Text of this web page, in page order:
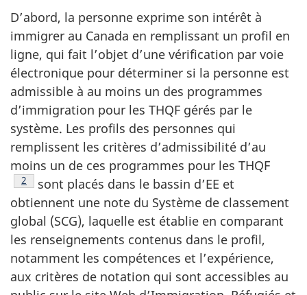
D’abord, la personne exprime son intérêt à
immigrer au Canada en remplissant un profil en
ligne, qui fait l’objet d’une vérification par voie
électronique pour déterminer si la personne est
admissible à au moins un des programmes
d’immigration pour les THQF gérés par le
système. Les profils des personnes qui
remplissent les critères d’admissibilité d’au
moins un de ces programmes pour les THQF
Note de bas de page
2
sont placés dans le bassin d’EE et
obtiennent une note du Système de classement
global (SCG), laquelle est établie en comparant
les renseignements contenus dans le profil,
notamment les compétences et l’expérience,
aux critères de notation qui sont accessibles au